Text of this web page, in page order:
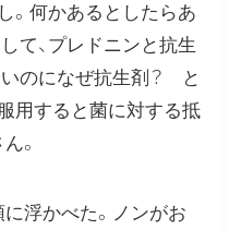
。何かあるとしたらあ
て、プレドニンと抗生
のになぜ抗生剤？ と
用すると菌に対する抵
。
浮かべた。ノンがお